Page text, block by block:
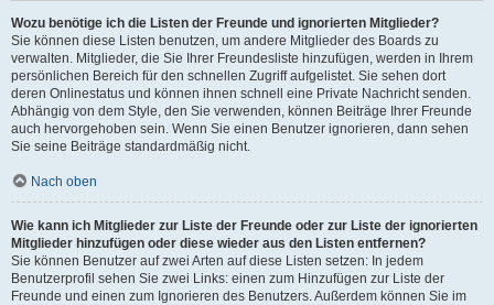
Wozu benötige ich die Listen der Freunde und ignorierten Mitglieder?
Sie können diese Listen benutzen, um andere Mitglieder des Boards zu
verwalten. Mitglieder, die Sie Ihrer Freundesliste hinzufügen, werden in Ihrem
persönlichen Bereich für den schnellen Zugriff aufgelistet. Sie sehen dort
deren Onlinestatus und können ihnen schnell eine Private Nachricht senden.
Abhängig von dem Style, den Sie verwenden, können Beiträge Ihrer Freunde
auch hervorgehoben sein. Wenn Sie einen Benutzer ignorieren, dann sehen
Sie seine Beiträge standardmäßig nicht.
Nach oben
Wie kann ich Mitglieder zur Liste der Freunde oder zur Liste der ignorierten
Mitglieder hinzufügen oder diese wieder aus den Listen entfernen?
Sie können Benutzer auf zwei Arten auf diese Listen setzen: In jedem
Benutzerprofil sehen Sie zwei Links: einen zum Hinzufügen zur Liste der
Freunde und einen zum Ignorieren des Benutzers. Außerdem können Sie im